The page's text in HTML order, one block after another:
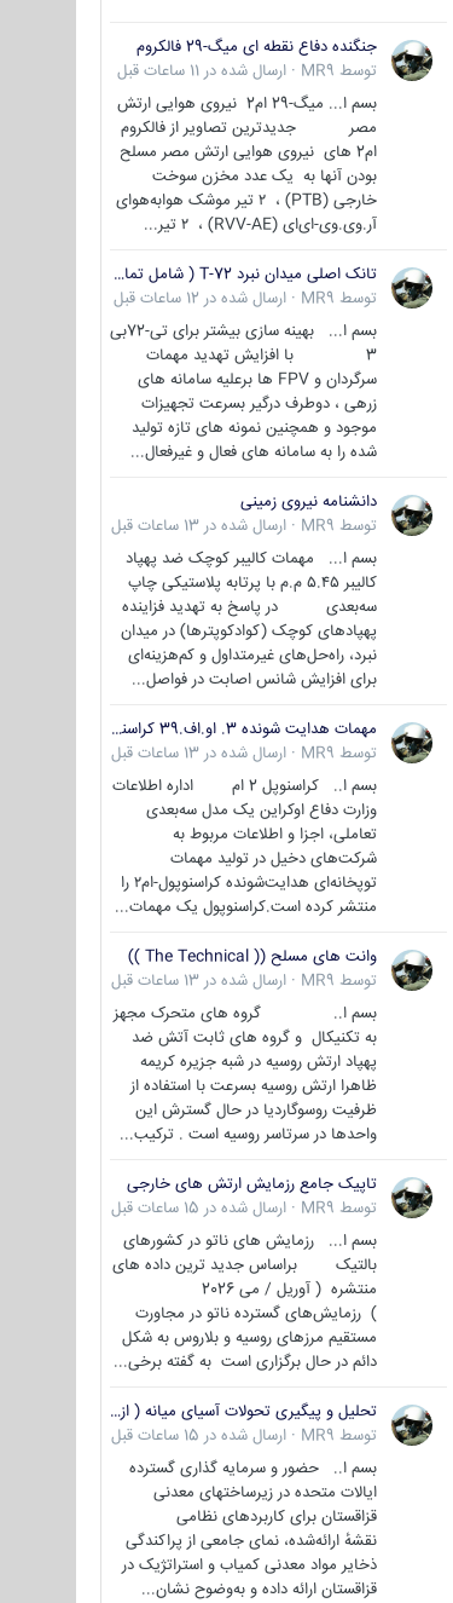
جنگنده دفاع نقطه ای میگ-29 فالکروم
توسط MR9
· ارسال شده در 11 ساعات قبل
بسم ا... میگ-29 ام2 نیروی هوایی ارتش
مصر جدیدترین تصاویر از فالکروم
ام2 های نیروی هوایی ارتش مصر مسلح
بودن آنها به یک عدد مخزن سوخت
خارجی (PTB) ، ۲ تیر موشک هوابه‌هوای
آر.وی.وی-ای‌ای (RVV-AE) ، ۲ تیر...
تانک اصلی میدان نبرد T-72 ( شامل تمامی گونه ها )
توسط MR9
· ارسال شده در 12 ساعات قبل
بسم ا... بهینه سازی بیشتر برای تی-72بی
3 با افزایش تهدید مهمات
سرگردان و FPV ها برعلیه سامانه های
زرهی ، دوطرف درگیر بسرعت تجهیزات
موجود و همچنین نمونه های تازه تولید
شده را به سامانه های فعال و غیرفعال...
دانشنامه نیروی زمینی
توسط MR9
· ارسال شده در 13 ساعات قبل
بسم ا... مهمات کالیبر کوچک ضد پهپاد
کالیبر ۵.۴۵ م.م با پرتابه پلاستیکی چاپ
سه‌بعدی در پاسخ به تهدید فزاینده
پهپادهای کوچک (کوادکوپترها) در میدان
نبرد، راه‌حل‌های غیرمتداول و کم‌هزینه‌ای
برای افزایش شانس اصابت در فواصل...
مهمات هدایت شونده 3. او.اف.39 کراسنوپل/بصیر( Krasnopol 3OF39 )
توسط MR9
· ارسال شده در 13 ساعات قبل
بسم ا.. کراسنوپل 2 ام اداره اطلاعات
وزارت دفاع اوکراین یک مدل سه‌بعدی
تعاملی، اجزا و اطلاعات مربوط به
شرکت‌های دخیل در تولید مهمات
توپخانه‌ای هدایت‌شونده کراسنوپول-ام۲ را
منتشر کرده است.کراسنوپول یک مهمات...
وانت های مسلح (( The Technical ))
توسط MR9
· ارسال شده در 13 ساعات قبل
بسم ا.. گروه های متحرک مجهز
به تکنیکال و گروه های ثابت آتش ضد
پهپاد ارتش روسیه در شبه جزیره کریمه
ظاهرا ارتش روسیه بسرعت با استفاده از
ظرفیت روسوگاردیا در حال گسترش این
واحدها در سرتاسر روسیه است . ترکیب...
تاپیک جامع رزمایش ارتش های خارجی
توسط MR9
· ارسال شده در 15 ساعات قبل
بسم ا... رزمایش های ناتو در کشورهای
بالتیک براساس جدید ترین داده های
منتشره ( آوریل / می 2026
) رزمایش‌های گسترده ناتو در مجاورت
مستقیم مرزهای روسیه و بلاروس به شکل
دائم در حال برگزاری است به گفته برخی...
تحلیل و پیگیری تحولات آسیای میانه ( ازبکستان، تاجیکستان، ترکمنستان، قزاقستان و قرقیزستان )
توسط MR9
· ارسال شده در 15 ساعات قبل
بسم ا.. حضور و سرمایه گذاری گسترده
ایالات متحده در زیرساختهای معدنی
قزاقستان برای کاربردهای نظامی
نقشهٔ ارائه‌شده، نمای جامعی از پراکندگی
ذخایر مواد معدنی کمیاب و استراتژیک در
قزاقستان ارائه داده و به‌وضوح نشان...